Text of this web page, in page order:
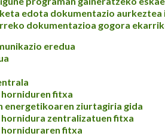
edota dokumentazio
dokumentazioa gogora
eredua
fitxa
energetikoaren ziurtagiria gida
zentralizatuen fitxa
fitxa